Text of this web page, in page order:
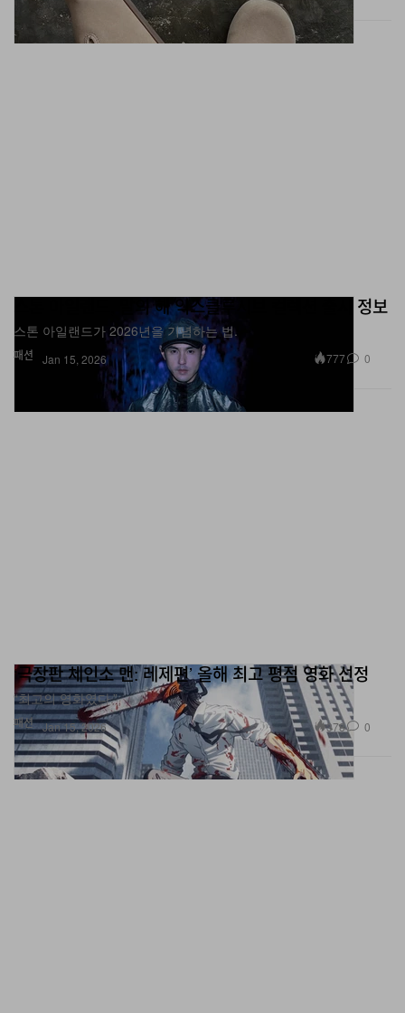
패션
스톤 아일랜드, 말의 해 익스클루시브 컬렉션 출시 정보
스톤 아일랜드가 2026년을 기념하는 법.
Jan 15, 2026 777 0
패션
‘극장판 체인소 맨: 레제편’ 올해 최고 평점 영화 선정
“최고의 영화였다.”
Jan 15, 2026 378 0